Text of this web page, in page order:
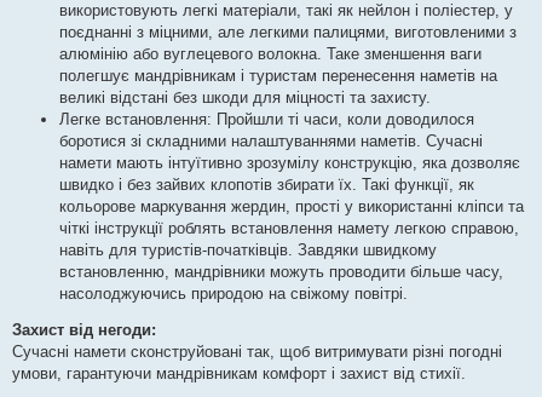
використовують легкі матеріали, такі як нейлон і поліестер, у
поєднанні з міцними, але легкими палицями, виготовленими з
алюмінію або вуглецевого волокна. Таке зменшення ваги
полегшує мандрівникам і туристам перенесення наметів на
великі відстані без шкоди для міцності та захисту.
Легке встановлення: Пройшли ті часи, коли доводилося
боротися зі складними налаштуваннями наметів. Сучасні
намети мають інтуїтивно зрозумілу конструкцію, яка дозволяє
швидко і без зайвих клопотів збирати їх. Такі функції, як
кольорове маркування жердин, прості у використанні кліпси та
чіткі інструкції роблять встановлення намету легкою справою,
навіть для туристів-початківців. Завдяки швидкому
встановленню, мандрівники можуть проводити більше часу,
насолоджуючись природою на свіжому повітрі.
Захист від негоди:
Сучасні намети сконструйовані так, щоб витримувати різні погодні
умови, гарантуючи мандрівникам комфорт і захист від стихії.